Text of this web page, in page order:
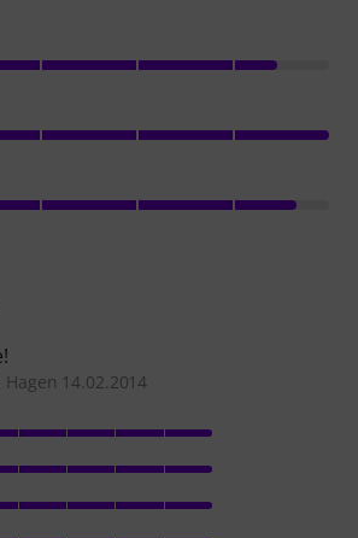
Hagen 14.02.2014